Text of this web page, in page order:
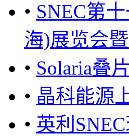
• SNEC第
海)展览会
• Solaria叠
• 晶科能源
• 英利